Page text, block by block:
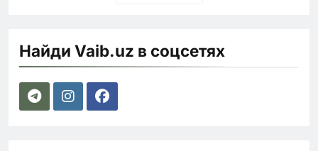
Найди Vaib.uz в соцсетях